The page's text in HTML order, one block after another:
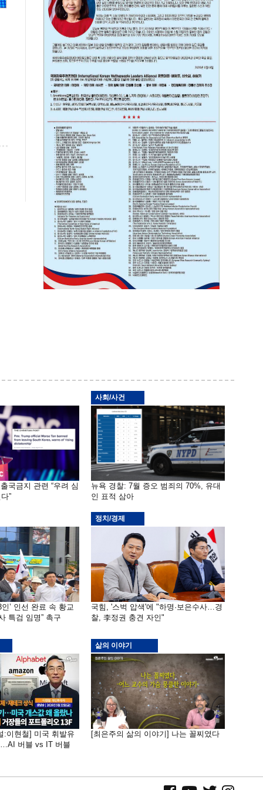
국금지 관련 “우려 심
”
사회/사건
뉴욕 경찰: 7월 증오 범죄의 70%, 유대
인 표적 삼아
’ 인선 완료 속 황교
특검 임명” 촉구
정치/경제
국힘, '스벅 압색'에 "하명·보은수사…경
찰, 李정권 충견 자인"
:이현철] 미국 휘발유
버블 vs IT 버블
삶의 이야기
[최은주의 삶의 이야기] 나는 꼴찌였다